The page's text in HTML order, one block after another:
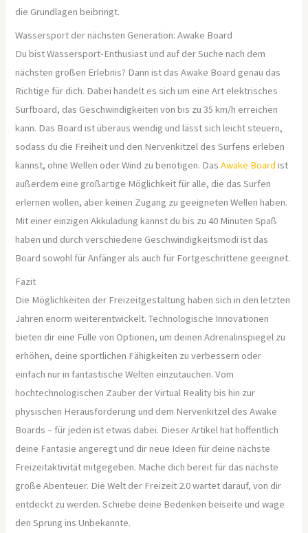
die Grundlagen beibringt.
Wassersport der nächsten Generation: Awake Board
Du bist Wassersport-Enthusiast und auf der Suche nach dem
nächsten großen Erlebnis? Dann ist das Awake Board genau das
Richtige für dich. Dabei handelt es sich um eine Art elektrisches
Surfboard, das Geschwindigkeiten von bis zu 35 km/h erreichen
kann. Das Board ist überaus wendig und lässt sich leicht steuern,
sodass du die Freiheit und den Nervenkitzel des Surfens erleben
kannst, ohne Wellen oder Wind zu benötigen. DasAwake Board ist
außerdem eine großartige Möglichkeit für alle, die das Surfen
erlernen wollen, aber keinen Zugang zu geeigneten Wellen haben.
Mit einer einzigen Akkuladung kannst du bis zu 40 Minuten Spaß
haben und durch verschiedene Geschwindigkeitsmodi ist das
Board sowohl für Anfänger als auch für Fortgeschrittene geeignet.
Fazit
Die Möglichkeiten der Freizeitgestaltung haben sich in den letzten
Jahren enorm weiterentwickelt. Technologische Innovationen
bieten dir eine Fülle von Optionen, um deinen Adrenalinspiegel zu
erhöhen, deine sportlichen Fähigkeiten zu verbessern oder
einfach nur in fantastische Welten einzutauchen. Vom
hochtechnologischen Zauber der Virtual Reality bis hin zur
physischen Herausforderung und dem Nervenkitzel des Awake
Boards – für jeden ist etwas dabei. Dieser Artikel hat hoffentlich
deine Fantasie angeregt und dir neue Ideen für deine nächste
Freizeitaktivität mitgegeben. Mache dich bereit für das nächste
große Abenteuer. Die Welt der Freizeit 2.0 wartet darauf, von dir
entdeckt zu werden. Schiebe deine Bedenken beiseite und wage
den Sprung ins Unbekannte.